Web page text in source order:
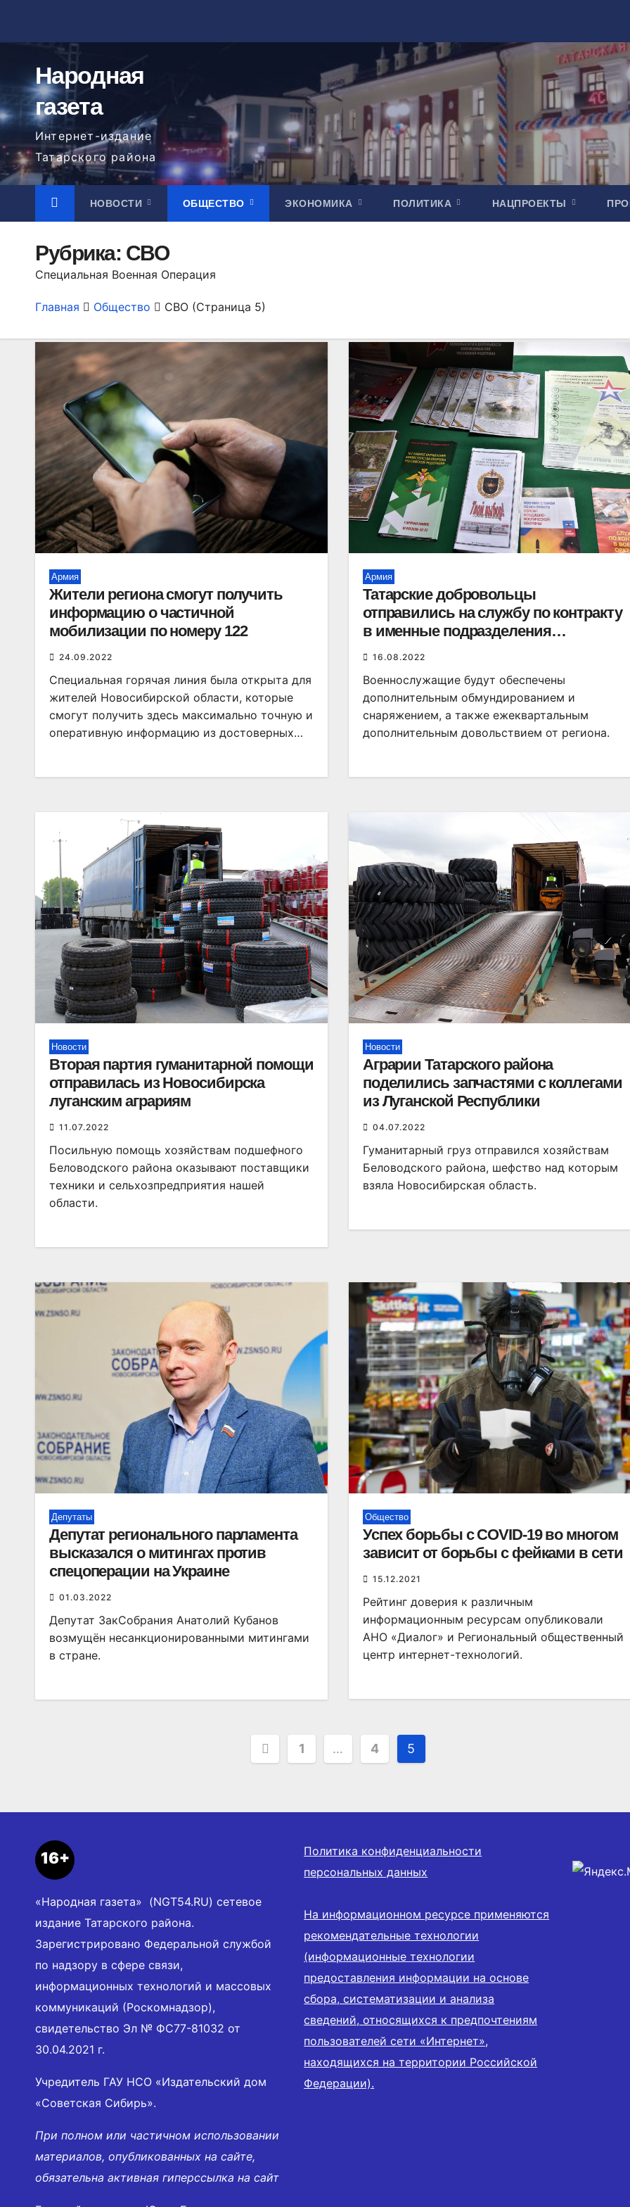
содержимому
Народная
газета
Интернет-издание
Татарского района
НОВОСТИ ОБЩЕСТВО ЭКОНОМИКА ПОЛИТИКА НАЦПРОЕКТЫ
Рубрика: СВО
Специальная Военная Операция
Главная Общество СВО (Страница 5)
Армия
Жители региона смогут получить
информацию о частичной
мобилизации по номеру 122
24.09.2022
Специальная горячая линия была открыта для
жителей Новосибирской области, которые
смогут получить здесь максимально точную и
оперативную информацию из достоверных…
Армия
Татарские добровольцы
отправились на службу по контракту
в именные подразделения
Новосибирской области
16.08.2022
Военнослужащие будут обеспечены
дополнительным обмундированием и
снаряжением, а также ежеквартальным
дополнительным довольствием от региона.
Новости
Вторая партия гуманитарной помощи
отправилась из Новосибирска
луганским аграриям
11.07.2022
Посильную помощь хозяйствам подшефного
Беловодского района оказывают поставщики
техники и сельхозпредприятия нашей
области.
Новости
Аграрии Татарского района
поделились запчастями с коллегами
из Луганской Республики
04.07.2022
Гуманитарный груз отправился хозяйствам
Беловодского района, шефство над которым
взяла Новосибирская область.
Депутаты
Депутат регионального парламента
высказался о митингах против
спецоперации на Украине
01.03.2022
Депутат ЗакСобрания Анатолий Кубанов
возмущён несанкционированными митингами
в стране.
Общество
Успех борьбы с COVID-19 во многом
зависит от борьбы с фейками в сети
15.12.2021
Рейтинг доверия к различным
информационным ресурсам опубликовали
АНО «Диалог» и Региональный общественный
центр интернет-технологий.
Пагинация
1 … 4 5
16+
«Народная газета» (NGT54.RU) сетевое
издание Татарского района.
Зарегистрировано Федеральной службой
по надзору в сфере связи,
информационных технологий и массовых
коммуникаций (Роскомнадзор),
свидетельство Эл № ФС77-81032 от
30.04.2021 г.
Учредитель ГАУ НСО «Издательский дом
«Советская Сибирь».
При полном или частичном использовании
материалов, опубликованных на сайте,
обязательна активная гиперссылка на сайт
Политика конфиденциальности
персональных данных
На информационном ресурсе применяются
рекомендательные технологии
(информационные технологии
предоставления информации на основе
сбора, систематизации и анализа
сведений, относящихся к предпочтениям
пользователей сети «Интернет»,
находящихся на территории Российской
Федерации).